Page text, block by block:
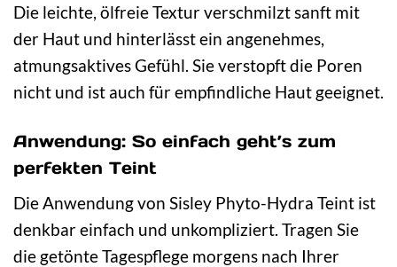
Die leichte, ölfreie Textur verschmilzt sanft mit
der Haut und hinterlässt ein angenehmes,
atmungsaktives Gefühl. Sie verstopft die Poren
nicht und ist auch für empfindliche Haut geeignet.
Anwendung: So einfach geht’s zum
perfekten Teint
Die Anwendung von Sisley Phyto-Hydra Teint ist
denkbar einfach und unkompliziert. Tragen Sie
die getönte Tagespflege morgens nach Ihrer